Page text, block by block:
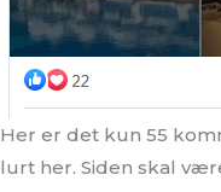
Her er det kun 55
lurt her. Siden skal